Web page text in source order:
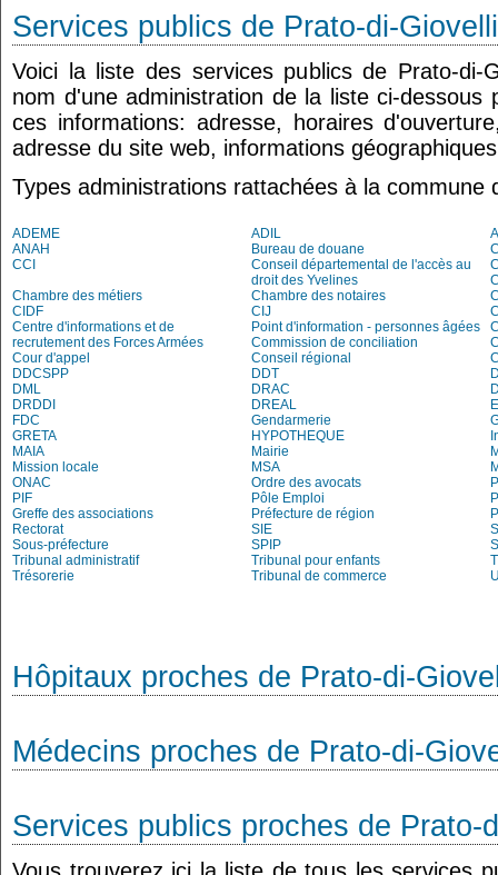
Services publics de Prato-di-
Voici la liste des services publics de Prato-di-
nom d'une administration de la liste ci-dessous
ces informations: adresse, horaires
adresse du site web, informations
Types administrations rattachées à la commune
ADEME ADIL
ANAH
Bureau de douane
CCI
Conseil départemental de l'accès au
droit des Yvelines
Chambre des métiers
Chambre des notaires
CIDF
CIJ
Centre d'informations et de
recrutement des Forces Armées
Point d'information - personnes âgées
Commission de conciliation
Cour d'appel
Conseil régional
DDCSPP
DDT
DML
DRAC
DRDDI
DREAL
FDC
Gendarmerie
GRETA
HYPOTHEQUE
MAIA
Mairie
Mission locale
MSA
ONAC
Ordre des avocats
PIF
Pôle Emploi
Greffe des associations
Préfecture de région
Rectorat
SIE
Sous-préfecture
SPIP
Tribunal administratif
Tribunal pour enfants
Trésorerie
Tribunal de commerce
Hôpitaux proches de Prato-di-
Médecins proches de Prato-di-
Services publics proches de Prato-